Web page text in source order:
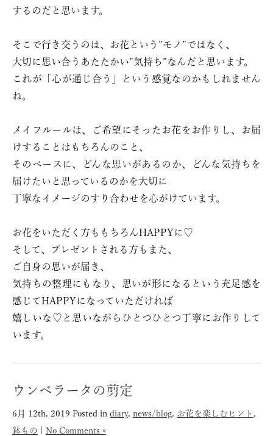
するのだと思います。
そこで行き交うのは、お花という”モノ”ではなく、
大切に思い合うあたたかい”気持ち”なんだと思います。
これが「心が通じ合う」という感覚なのかもしれません
ね。
メイフルールは、ご希望にそったお花をお作りし、お届
けすることはもちろんのこと、
そのベースに、どんな思いがあるのか、どんな気持ちを
届けたいと思っているのかを大切に
丁寧なイメージのすり合わせを心がけています。
お花をいただく方ももちろんHAPPYに♡
そして、プレゼントされる方もまた、
ご自身の思いが届き、
気持ちの整理にもなり、思いが形になるという充足感を
感じてHAPPYになっていただければ
嬉しいな♡と思いながらひとつひとつ丁寧にお作りして
います。
ウンベラータの剪定
6月 12th, 2019 Posted in diary, news/blog, お花を楽しむヒント ,
鉢もの
No Comments »